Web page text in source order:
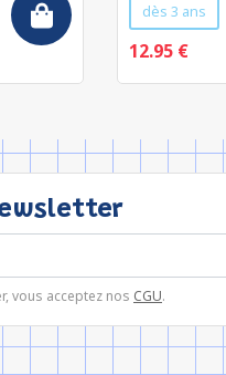
dès 3 ans
12.95 €
vous acceptez nos CGU.